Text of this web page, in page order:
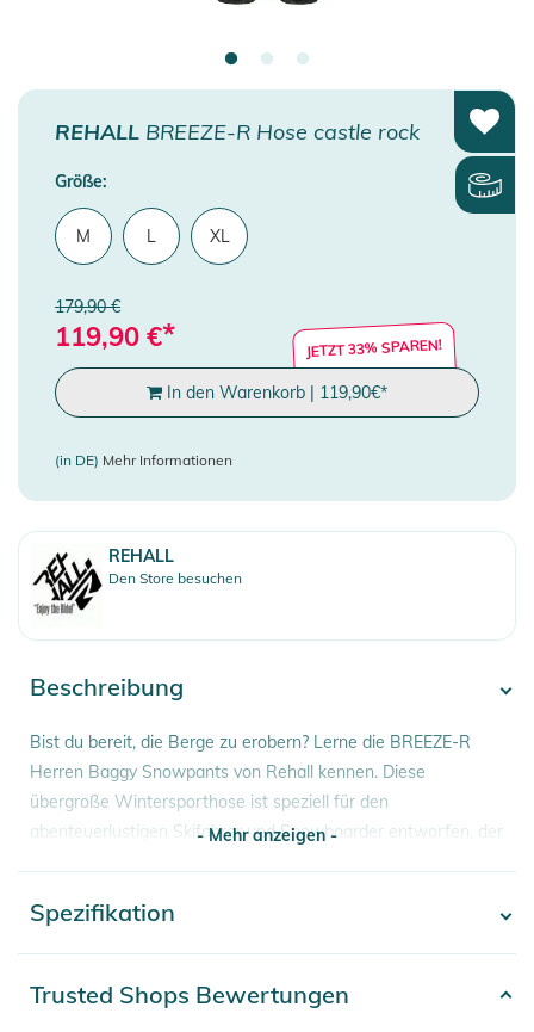
REHALL BREEZE-R Hose castle rock
Größe:
M L XL
179,90 €
119,90 €* JETZT 33% SPAREN!
In den Warenkorb | 119,90€*
(in DE) Mehr Informationen
REHALL
Den Store besuchen
Beschreibung
Bist du bereit, die Berge zu erobern? Lerne die BREEZE-R
Herren Baggy Snowpants von Rehall kennen. Diese
übergroße Wintersporthose ist speziell für den
abenteuerlustigen Skifahrer und Snowboarder entworfen, der
den Schutz und den Komfort, den du benötigst. Mit ihrem
modernen Design und langlebigen Materialien bist du für ein
Entdecke das ultimative Wintersporterlebnis
- Mehr anzeigen -
Spezifikation
Trusted Shops Bewertungen